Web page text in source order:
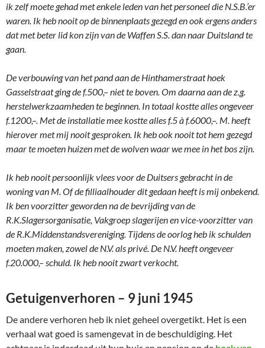
ik zelf moete gehad met enkele leden van het personeel die N.S.B.’er
waren. Ik heb nooit op de binnenplaats gezegd en ook ergens anders
dat met beter lid kon zijn van de Waffen S.S. dan naar Duitsland te
gaan.
De verbouwing van het pand aan de Hinthamerstraat hoek
Gasselstraat ging de f.500,– niet te boven. Om daarna aan de z.g.
herstelwerkzaamheden te beginnen. In totaal kostte alles ongeveer
f.1200,–. Met de installatie mee kostte alles f.5 à f.6000,–. M. heeft
hierover met mij nooit gesproken. Ik heb ook nooit tot hem gezegd
maar te moeten huizen met de wolven waar we mee in het bos zijn.
Ik heb nooit persoonlijk vlees voor de Duitsers gebracht in de
woning van M. Of de filliaalhouder dit gedaan heeft is mij onbekend.
Ik ben voorzitter geworden na de bevrijding van de
R.K.Slagersorganisatie, Vakgroep slagerijen en vice-voorzitter van
de R.K.Middenstandsvereniging. Tijdens de oorlog heb ik schulden
moeten maken, zowel de N.V. als privé. De N.V. heeft ongeveer
f.20.000,– schuld. Ik heb nooit zwart verkocht.
Getuigenverhoren – 9 juni 1945
De andere verhoren heb ik niet geheel overgetikt. Het is een
verhaal wat goed is samengevat in de beschuldiging. Het